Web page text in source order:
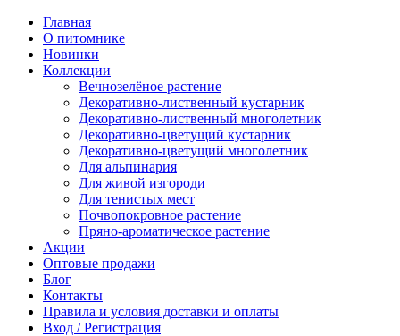
Главная
О питомнике
Новинки
Коллекции
Вечнозелёное растение
Декоративно-лиственный кустарник
Декоративно-лиственный многолетник
Декоративно-цветущий кустарник
Декоративно-цветущий многолетник
Для альпинария
Для живой изгороди
Для тенистых мест
Почвопокровное растение
Пряно-ароматическое растение
Акции
Оптовые продажи
Блог
Контакты
Правила и условия доставки и оплаты
Вход / Регистрация